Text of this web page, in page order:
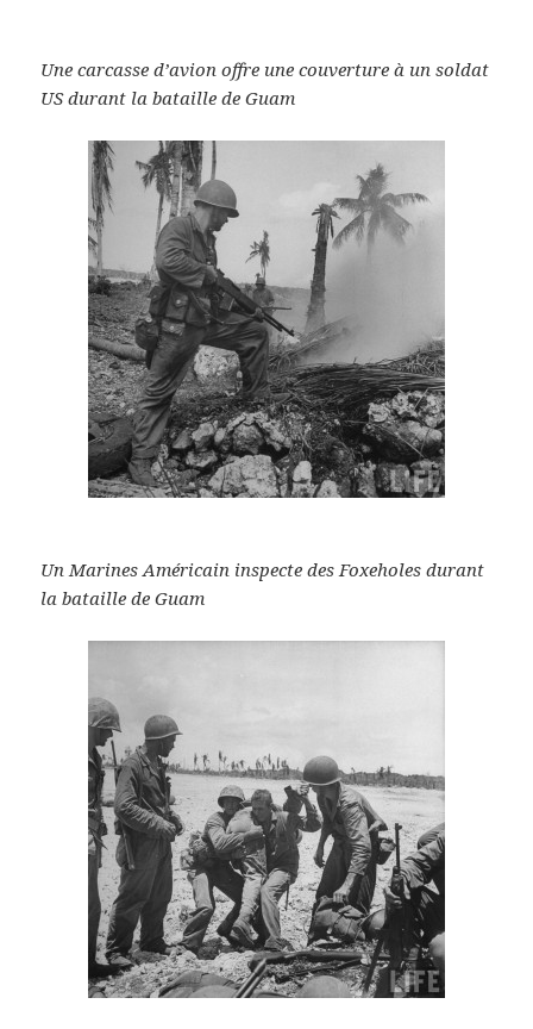
Une carcasse d’avion offre une couverture à un soldat
US durant la bataille de Guam
Un Marines Américain inspecte des Foxeholes durant
la bataille de Guam